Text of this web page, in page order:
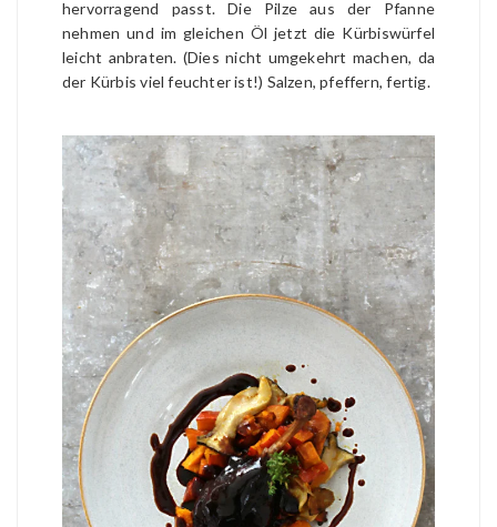
hervorragend passt. Die Pilze aus der Pfanne
nehmen und im gleichen Öl jetzt die Kürbiswürfel
leicht anbraten. (Dies nicht umgekehrt machen, da
der Kürbis viel feuchter ist!) Salzen, pfeffern, fertig.